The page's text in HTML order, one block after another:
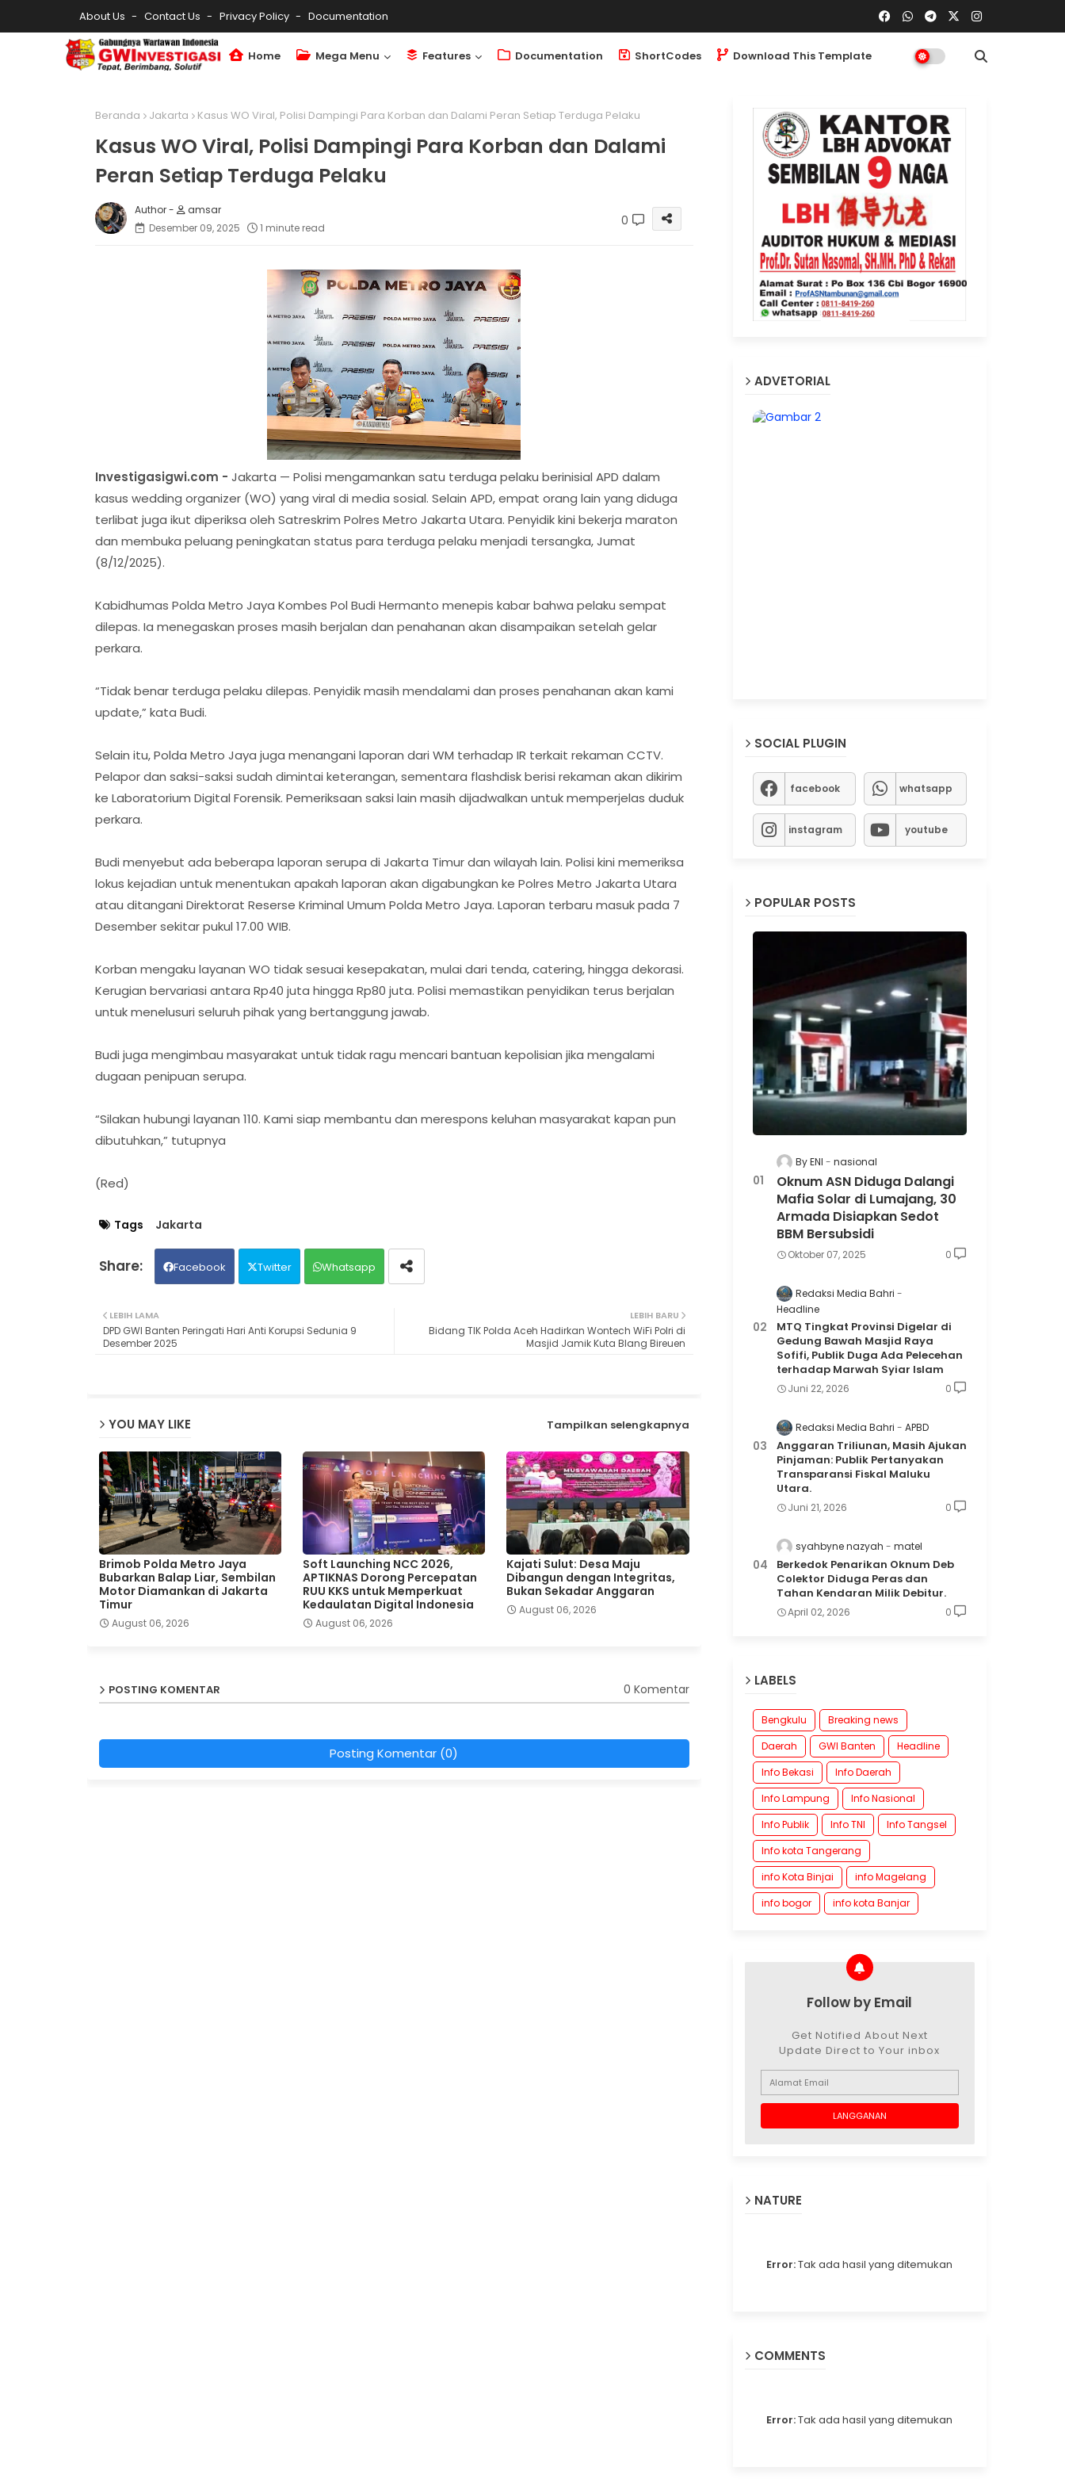
About Us Contact Us Privacy Policy Documentation
Home Mega Menu Features Documentation ShortCodes Download This Template
Beranda Jakarta Kasus WO Viral, Polisi Dampingi Para Korban dan Dalami Peran Setiap Terduga Pelaku
Kasus WO Viral, Polisi Dampingi Para Korban dan Dalami
Peran Setiap Terduga Pelaku
amsar
Desember 09, 2025
1 minute read 0
Investigasigwi.com - Jakarta — Polisi mengamankan satu terduga pelaku berinisial APD dalam
kasus wedding organizer (WO) yang viral di media sosial. Selain APD, empat orang lain yang diduga
terlibat juga ikut diperiksa oleh Satreskrim Polres Metro Jakarta Utara. Penyidik kini bekerja maraton
dan membuka peluang peningkatan status para terduga pelaku menjadi tersangka, Jumat
(8/12/2025).
Kabidhumas Polda Metro Jaya Kombes Pol Budi Hermanto menepis kabar bahwa pelaku sempat
dilepas. Ia menegaskan proses masih berjalan dan penahanan akan disampaikan setelah gelar
perkara.
“Tidak benar terduga pelaku dilepas. Penyidik masih mendalami dan proses penahanan akan kami
update,” kata Budi.
Selain itu, Polda Metro Jaya juga menangani laporan dari WM terhadap IR terkait rekaman CCTV.
Pelapor dan saksi-saksi sudah dimintai keterangan, sementara flashdisk berisi rekaman akan dikirim
ke Laboratorium Digital Forensik. Pemeriksaan saksi lain masih dijadwalkan untuk memperjelas duduk
perkara.
Budi menyebut ada beberapa laporan serupa di Jakarta Timur dan wilayah lain. Polisi kini memeriksa
lokus kejadian untuk menentukan apakah laporan akan digabungkan ke Polres Metro Jakarta Utara
atau ditangani Direktorat Reserse Kriminal Umum Polda Metro Jaya. Laporan terbaru masuk pada 7
Desember sekitar pukul 17.00 WIB.
Korban mengaku layanan WO tidak sesuai kesepakatan, mulai dari tenda, catering, hingga dekorasi.
Kerugian bervariasi antara Rp40 juta hingga Rp80 juta. Polisi memastikan penyidikan terus berjalan
untuk menelusuri seluruh pihak yang bertanggung jawab.
Budi juga mengimbau masyarakat untuk tidak ragu mencari bantuan kepolisian jika mengalami
dugaan penipuan serupa.
“Silakan hubungi layanan 110. Kami siap membantu dan merespons keluhan masyarakat kapan pun
dibutuhkan,” tutupnya
(Red)
Tags Jakarta
Facebook Twitter Whatsapp
LEBIH BARU
Bidang TIK Polda Aceh Hadirkan Wontech WiFi Polri di
Masjid Jamik Kuta Blang Bireuen
LEBIH LAMA
DPD GWI Banten Peringati Hari Anti Korupsi Sedunia 9
Desember 2025
YOU MAY LIKE Tampilkan selengkapnya
Brimob Polda Metro Jaya
Bubarkan Balap Liar, Sembilan
Motor Diamankan di Jakarta
Timur
August 06, 2026
Soft Launching NCC 2026,
APTIKNAS Dorong Percepatan
RUU KKS untuk Memperkuat
Kedaulatan Digital Indonesia
August 06, 2026
Kajati Sulut: Desa Maju
Dibangun dengan Integritas,
Bukan Sekadar Anggaran
August 06, 2026
POSTING KOMENTAR 0 Komentar
Posting Komentar (0)
ADVETORIAL
SOCIAL PLUGIN
facebook whatsapp
instagram youtube
POPULAR POSTS
By ENI nasional
Oknum ASN Diduga Dalangi
Mafia Solar di Lumajang, 30
Armada Disiapkan Sedot
BBM Bersubsidi
Oktober 07, 2025 0
Redaksi Media Bahri
Headline
MTQ Tingkat Provinsi Digelar di
Gedung Bawah Masjid Raya
Sofifi, Publik Duga Ada Pelecehan
terhadap Marwah Syiar Islam
Juni 22, 2026 0
Redaksi Media Bahri APBD
Anggaran Triliunan, Masih Ajukan
Pinjaman: Publik Pertanyakan
Transparansi Fiskal Maluku
Utara.
Juni 21, 2026 0
syahbyne nazyah matel
Berkedok Penarikan Oknum Deb
Colektor Diduga Peras dan
Tahan Kendaran Milik Debitur.
April 02, 2026 0
LABELS
Bengkulu
Breaking news
Daerah
GWI Banten
Headline
Info Bekasi
Info Daerah
Info Lampung
Info Nasional
Info Publik
Info TNI
Info Tangsel
Info kota Tangerang
info Kota Binjai
info Magelang
info bogor
info kota Banjar
Follow by Email
Get Notified About Next
Update Direct to Your inbox
NATURE
Error:Tak ada hasil yang ditemukan
COMMENTS
Error:Tak ada hasil yang ditemukan